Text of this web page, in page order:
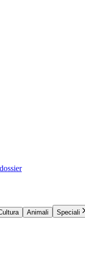
Animali
Speciali